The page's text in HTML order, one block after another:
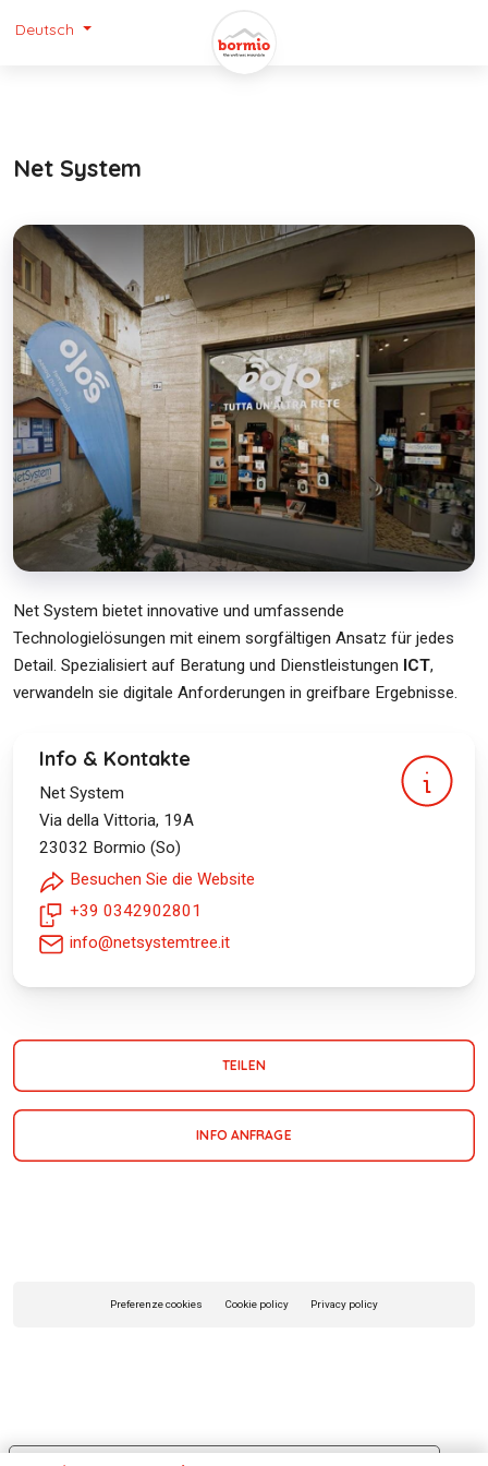
Deutsch
Net System
Net System bietet innovative und umfassende
Technologielösungen mit einem sorgfältigen Ansatz für jedes
Detail. Spezialisiert auf Beratung und Dienstleistungen ICT,
verwandeln sie digitale Anforderungen in greifbare Ergebnisse.
Info & Kontakte
Net System
Via della Vittoria, 19A
23032 Bormio (So)
Besuchen Sie die Website
+39 0342902801
info@netsystemtree.it
TEILEN
INFO ANFRAGE
Preferenze cookies Cookie policy Privacy policy